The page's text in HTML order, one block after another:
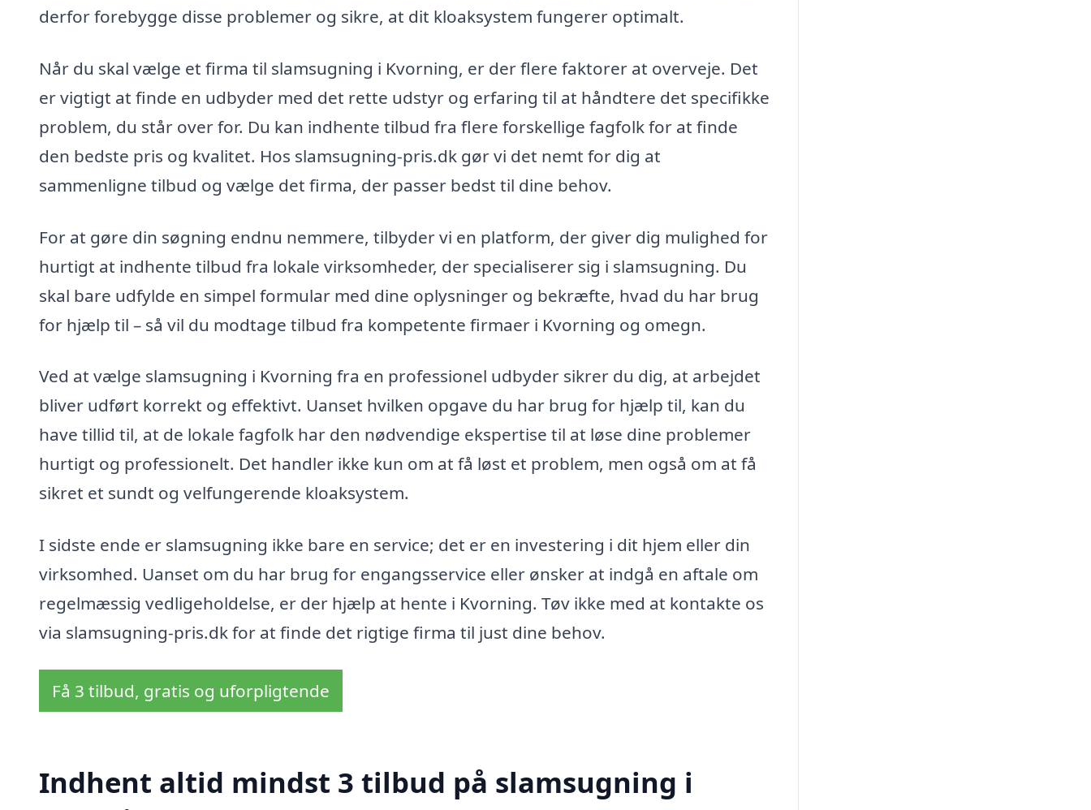
derfor forebygge disse problemer og sikre, at dit kloaksystem fungerer optimalt.
Når du skal vælge et firma til slamsugning i Kvorning, er der flere faktorer at overveje. Det
er vigtigt at finde en udbyder med det rette udstyr og erfaring til at håndtere det specifikke
problem, du står over for. Du kan indhente tilbud fra flere forskellige fagfolk for at finde
den bedste pris og kvalitet. Hos slamsugning-pris.dk gør vi det nemt for dig at
sammenligne tilbud og vælge det firma, der passer bedst til dine behov.
For at gøre din søgning endnu nemmere, tilbyder vi en platform, der giver dig mulighed for
hurtigt at indhente tilbud fra lokale virksomheder, der specialiserer sig i slamsugning. Du
skal bare udfylde en simpel formular med dine oplysninger og bekræfte, hvad du har brug
for hjælp til – så vil du modtage tilbud fra kompetente firmaer i Kvorning og omegn.
Ved at vælge slamsugning i Kvorning fra en professionel udbyder sikrer du dig, at arbejdet
bliver udført korrekt og effektivt. Uanset hvilken opgave du har brug for hjælp til, kan du
have tillid til, at de lokale fagfolk har den nødvendige ekspertise til at løse dine problemer
hurtigt og professionelt. Det handler ikke kun om at få løst et problem, men også om at få
sikret et sundt og velfungerende kloaksystem.
I sidste ende er slamsugning ikke bare en service; det er en investering i dit hjem eller din
virksomhed. Uanset om du har brug for engangsservice eller ønsker at indgå en aftale om
regelmæssig vedligeholdelse, er der hjælp at hente i Kvorning. Tøv ikke med at kontakte os
via slamsugning-pris.dk for at finde det rigtige firma til just dine behov.
Få 3 tilbud, gratis og uforpligtende
Indhent altid mindst 3 tilbud på slamsugning i